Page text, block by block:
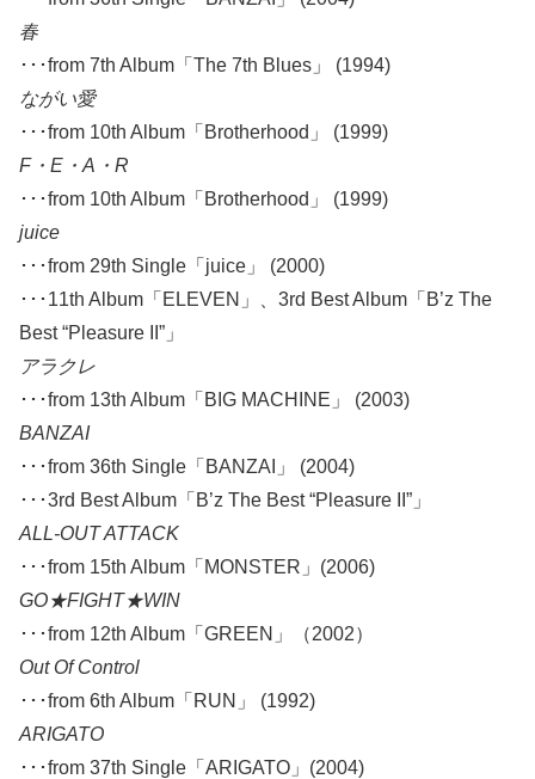
春
･･･from 7th Album「The 7th Blues」 (1994)
ながい愛
･･･from 10th Album「Brotherhood」 (1999)
F・E・A・R
･･･from 10th Album「Brotherhood」 (1999)
juice
･･･from 29th Single「juice」 (2000)
･･･11th Album「ELEVEN」、3rd Best Album「B’z The
Best “Pleasure II”」
アラクレ
･･･from 13th Album「BIG MACHINE」 (2003)
BANZAI
･･･from 36th Single「BANZAI」 (2004)
･･･3rd Best Album「B’z The Best “Pleasure II”」
ALL-OUT ATTACK
･･･from 15th Album「MONSTER」(2006)
GO★FIGHT★WIN
･･･from 12th Album「GREEN」（2002）
Out Of Control
･･･from 6th Album「RUN」 (1992)
ARIGATO
･･･from 37th Single「ARIGATO」(2004)